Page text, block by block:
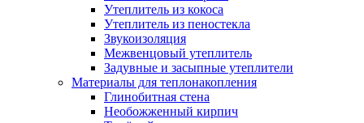
Утеплитель из кокоса
Утеплитель из пеностекла
Звукоизоляция
Межвенцовый утеплитель
Задувные и засыпные утеплители
Материалы для теплонакопления
Глинобитная стена
Необожженный кирпич